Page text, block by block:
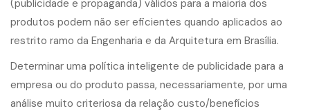
(publicidade e propaganda) válidos para a maioria dos
produtos podem não ser eficientes quando aplicados ao
restrito ramo da Engenharia e da Arquitetura em Brasília.
Determinar uma política inteligente de publicidade para a
empresa ou do produto passa, necessariamente, por uma
análise muito criteriosa da relação custo/benefícios